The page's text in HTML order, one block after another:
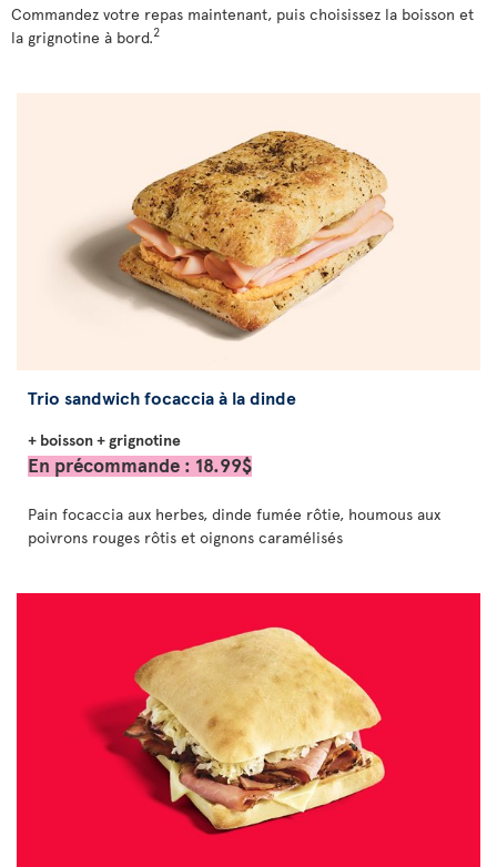
Commandez votre repas maintenant, puis choisissez la boisson et
la grignotine à bord.2
Trio sandwich focaccia à la dinde
+ boisson + grignotine
En précommande : 18.99$
Pain focaccia aux herbes, dinde fumée rôtie, houmous aux
poivrons rouges rôtis et oignons caramélisés